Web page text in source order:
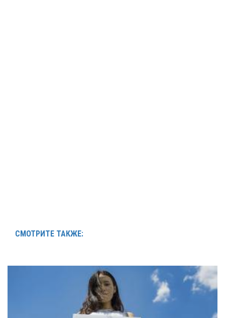
СМОТРИТЕ ТАКЖЕ: